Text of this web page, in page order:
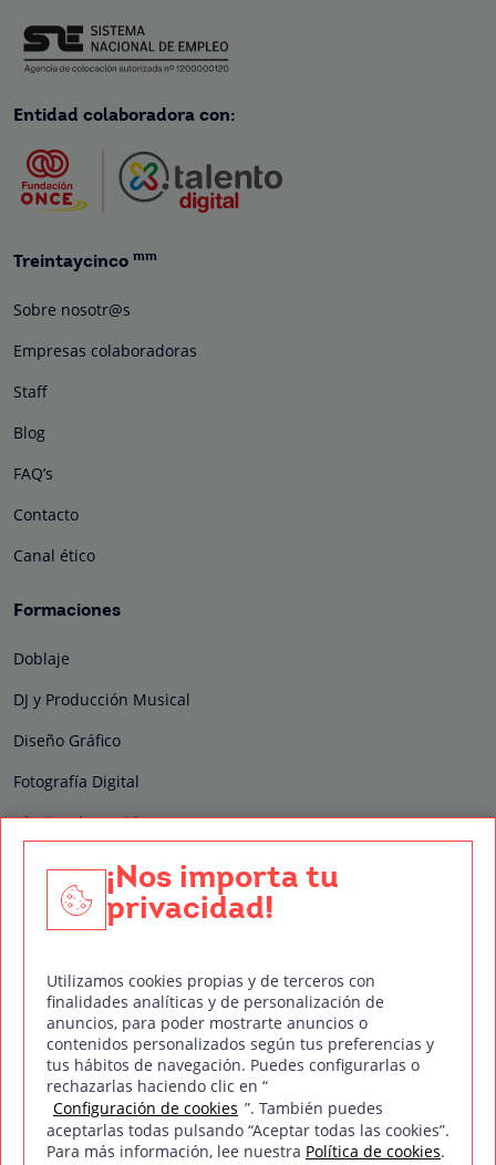
Entidad colaboradora con:
Treintaycinco mm
Sobre nosotr@s
Empresas colaboradoras
Staff
Blog
FAQ’s
Contacto
Canal ético
Formaciones
Doblaje
DJ y Producción Musical
Diseño Gráfico
Fotografía Digital
Técnico de Sonido
Edición y Postproducción de Vídeo
Nuestros sellos de calidad
Síguenos en Redes Sociales
Política de privacidad Política de cookies Aviso legal
¡Nos importa tu
privacidad!
Utilizamos cookies propias y de terceros con
finalidades analíticas y de personalización de
anuncios, para poder mostrarte anuncios o
contenidos personalizados según tus preferencias y
tus hábitos de navegación. Puedes configurarlas o
rechazarlas haciendo clic en “
Configuración de cookies ”. También puedes
aceptarlas todas pulsando “Aceptar todas las cookies”.
Para más información, lee nuestra Política de cookies.